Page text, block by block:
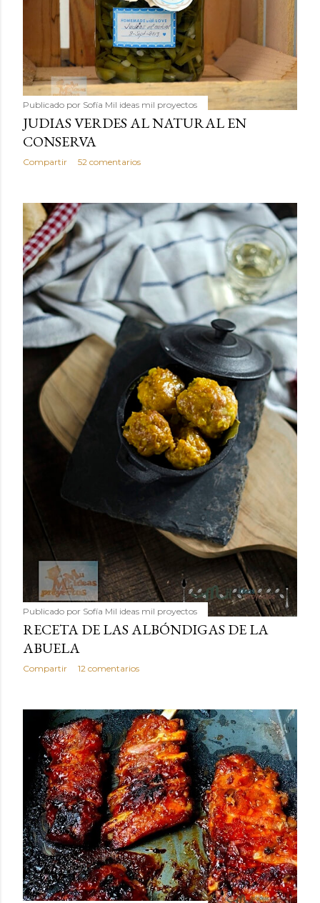
Publicado por Sofía Mil ideas mil proyectos
JUDIAS VERDES AL NATURAL EN
CONSERVA
Compartir 52 comentarios
Publicado por Sofía Mil ideas mil proyectos
RECETA DE LAS ALBÓNDIGAS DE LA
ABUELA
Compartir 12 comentarios